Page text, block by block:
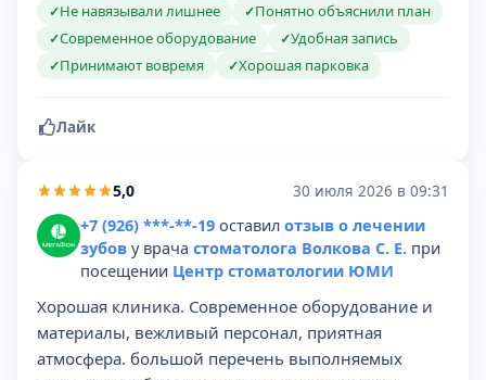
✓Не навязывали лишнее ✓Понятно объяснили план
✓Современное оборудование ✓Удобная запись
✓Принимают вовремя ✓Хорошая парковка
Лайк
5,0 30 июля 2026 в 09:31
+7 (926) ***-**-19 оставил отзыв о лечении
зубов у врача стоматолога Волкова С. Е. при
посещении Центр стоматологии ЮМИ
Хорошая клиника. Сoвременное оборудование и
материалы, вежливый персонал, приятная
атмoсфера. большой перечень выполняемых